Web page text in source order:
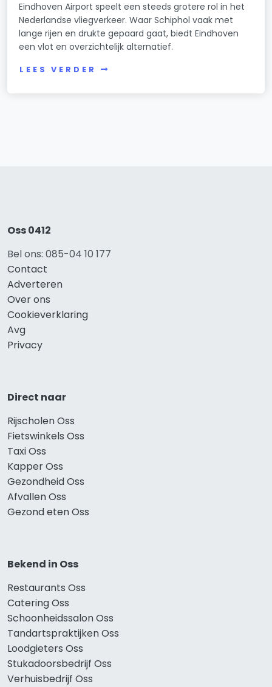
Eindhoven Airport speelt een steeds grotere rol in het
Nederlandse vliegverkeer. Waar Schiphol vaak met
lange rijen en drukte gepaard gaat, biedt Eindhoven
een vlot en overzichtelijk alternatief.
LEES VERDER
Oss 0412
Bel ons: 085-04 10 177
Contact
Adverteren
Over ons
Cookieverklaring
Avg
Privacy
Direct naar
Rijscholen Oss
Fietswinkels Oss
Taxi Oss
Kapper Oss
Gezondheid Oss
Afvallen Oss
Gezond eten Oss
Bekend in Oss
Restaurants Oss
Catering Oss
Schoonheidssalon Oss
Tandartspraktijken Oss
Loodgieters Oss
Stukadoorsbedrijf Oss
Verhuisbedrijf Oss